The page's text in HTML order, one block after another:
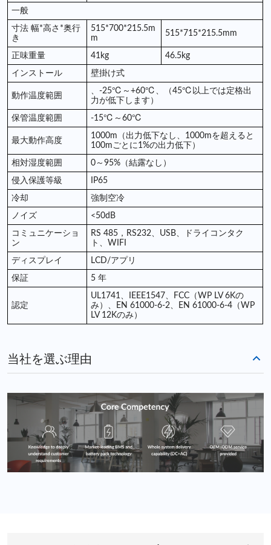
一般
寸法 幅*高さ*奥行
き
515*700*215.5m
m
515*715*215.5mm
正味重量 41kg 46.5kg
インストール 壁掛け式
動作温度範囲
、-25℃～+60℃、（45℃以上では定格出
力が低下します）
保管温度範囲 -15℃～60℃
最大動作高度
1000m（出力低下なし、1000mを超えると
100mごとに1%の出力低下）
相対湿度範囲 0～95%（結露なし）
侵入保護等級 IP65
冷却 強制空冷
ノイズ <50dB
コミュニケーショ
ン
RS 485 ， RS232、USB、ドライコンタク
ト、WIFI
ディスプレイ LCD/アプリ
保証 5 年
認定
UL1741、IEEE1547、
FCC（WP LV 6Kの
み）、EN 61000-6-2、EN 61000-6-4（WP
LV 12Kのみ）
当社を選ぶ理由